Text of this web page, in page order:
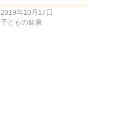
2019年10月17日
子どもの健康